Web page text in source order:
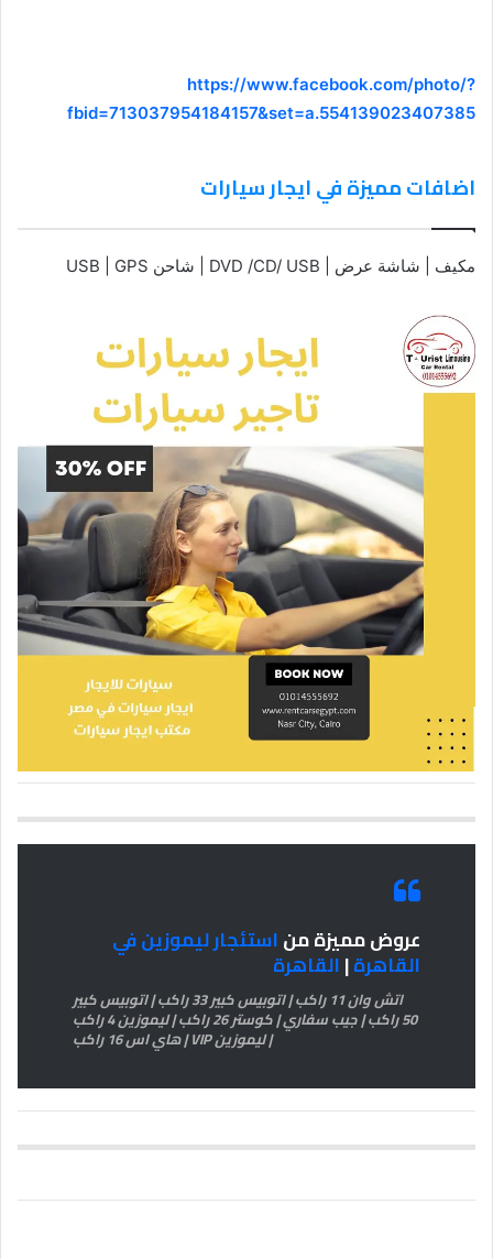
https://www.facebook.com/photo/?
fbid=713037954184157&set=a.554139023407385
اضافات مميزة في ايجار سيارات
مكيف | شاشة عرض | DVD /CD/ USB | شاحن USB | GPS
عروض مميزة مناستئجار ليموزين في
القاهرة|القاهرة
اتش وان 11 راكب | اتوبيس كبير 33 راكب | اتوبيس كبير
50 راكب | جيب سفاري | كوستر 26 راكب | ليموزين 4 راكب
| ليموزين VIP | هاي اس 16 راكب